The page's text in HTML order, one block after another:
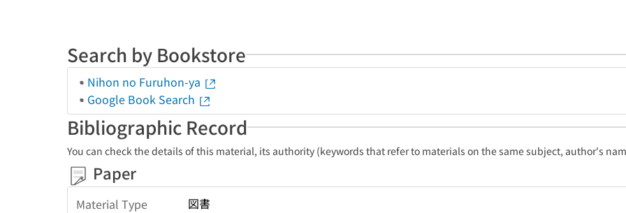
Search by Bookstore
Nihon no Furuhon-ya
Google Book Search
Bibliographic Record
You can check the details of this material, its authority (keywords that refer to materials on the same subject, author's
Paper
Material Type 図書